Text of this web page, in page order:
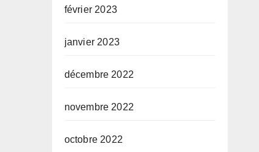
février 2023
janvier 2023
décembre 2022
novembre 2022
octobre 2022